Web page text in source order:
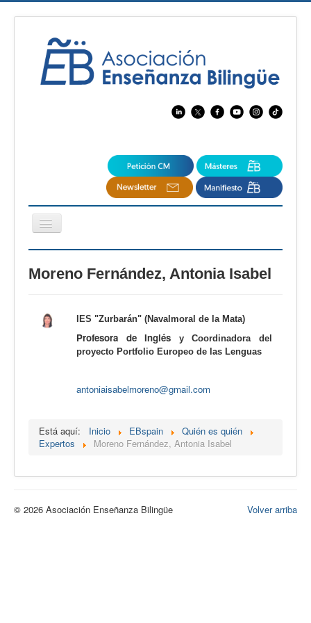
Cambiar
navegación
CertAcleB
Calidad
Artículos
Contacto
Moreno Fernández, Antonia Isabel
IES "Zurbarán" (Navalmoral de la Mata)
Profesora de Inglés y Coordinadora del
proyecto Portfolio Europeo de las Lenguas
antoniaisabelmoreno@gmail.com
Está aquí: Inicio EBspain
Quién es quién
Expertos
Moreno Fernández, Antonia Isabel
Volver arriba
© 2026 Asociación Enseñanza Bilingüe